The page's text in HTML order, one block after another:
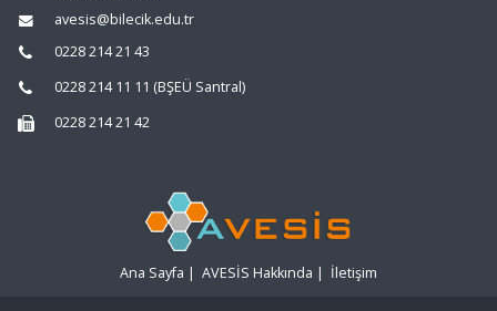
avesis@bilecik.edu.tr
0228 214 21 43
0228 214 11 11 (BŞEÜ Santral)
0228 214 21 42
Ana Sayfa | AVESİS Hakkında | İletişim